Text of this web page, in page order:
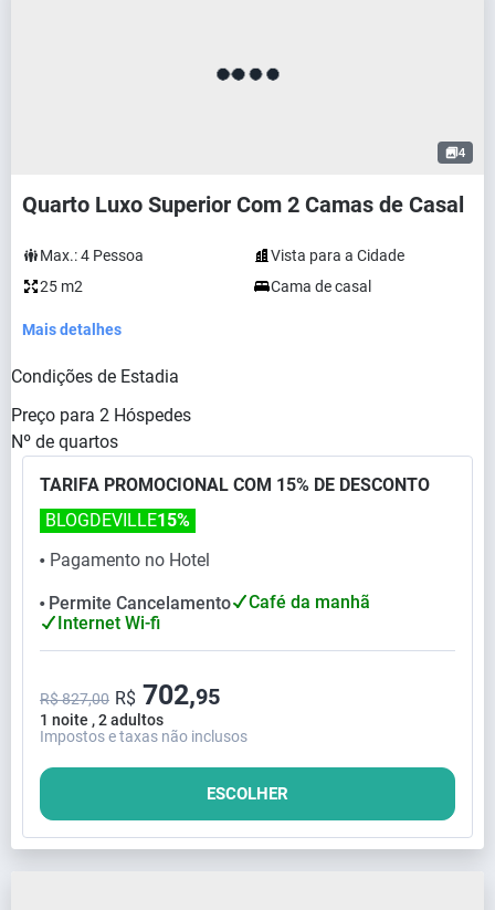
4
Quarto Luxo Superior Com 2 Camas de Casal
Max.:4 Pessoa
Vista para a Cidade
25 m2
Cama de casal
Mais detalhes
Condições de Estadia
Preço para 2 Hóspedes
Nº de quartos
TARIFA PROMOCIONAL COM 15% DE DESCONTO
⬤ Pagamento no Hotel
BLOGDEVILLE15%
⬤ Permite Cancelamento
Café da manhã
Internet Wi-fi
1 noite , 2 adultos
R$ 827,00 R$ 702,95
Impostos e taxas não inclusos
ESCOLHER